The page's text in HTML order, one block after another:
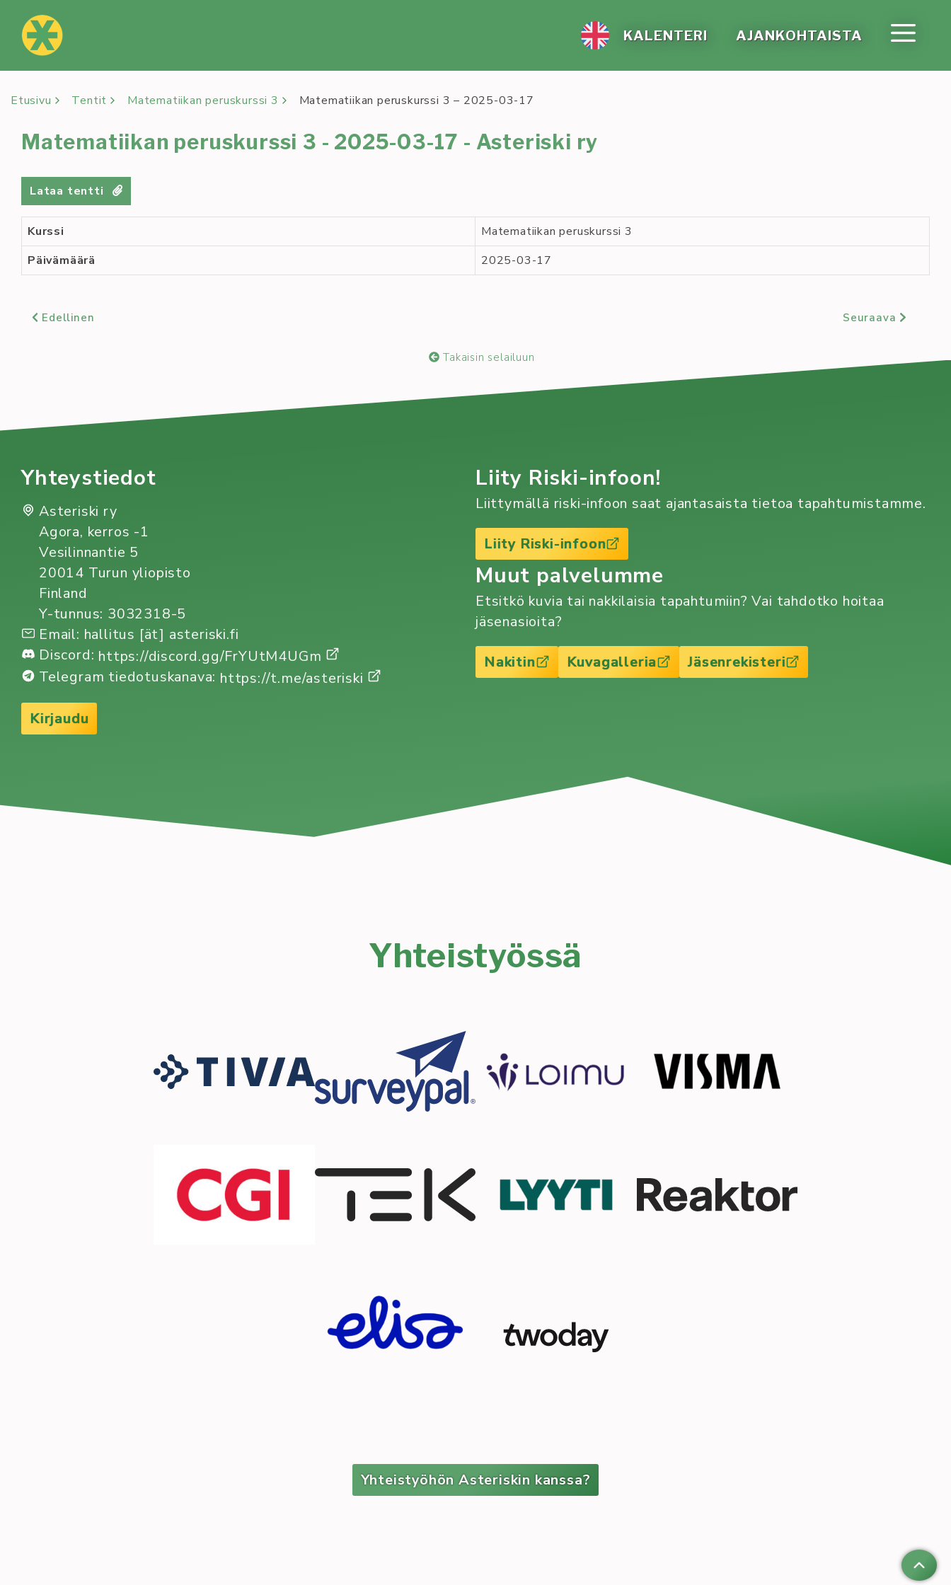
sisältöön
KA­LEN­TE­RI AJAN­KOH­TAIS­TA
Etusivu Tentit Matematiikan peruskurssi 3 Matematiikan peruskurssi 3 – 2025-03-17
Matematiikan peruskurssi 3 - 2025-03-17 - Asteriski ry
Lataa tentti
Kurssi
Matematiikan peruskurssi 3
Päivämäärä
2025-03-17
Edellinen Seuraava
Takaisin selailuun
Yhteystiedot
Asteriski ry
Agora, kerros -1
Vesilinnantie 5
20014 Turun yliopisto
Finland
Y-tunnus: 3032318-5
Email: hallitus [ät] asteriski.fi
Discord: https://discord.gg/FrYUtM4UGm
Telegram tiedotuskanava: https://t.me/asteriski
Kirjaudu
Liity Riski-infoon!
Liittymällä riski-infoon saat ajantasaista tietoa tapahtumistamme.
Liity Riski-infoon
Muut palvelumme
Etsitkö kuvia tai nakkilaisia tapahtumiin? Vai tahdotko hoitaa
jäsenasioita?
Nakitin Kuvagalleria Jäsenrekisteri
Yhteistyössä
Yhteistyöhön Asteriskin kanssa?